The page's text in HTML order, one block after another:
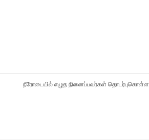
நீரோடையில் எழுத நினைப்பவர்கள் தொடர்புகொள்ள